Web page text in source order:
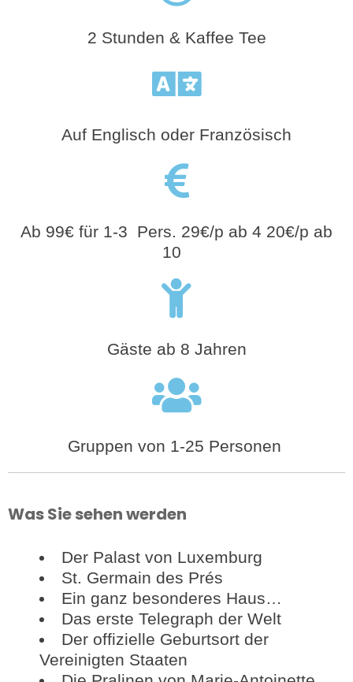
2 Stunden & Kaffee Tee
Auf Englisch oder Französisch
Ab 99€ für 1-3 Pers. 29€/p ab 4 20€/p ab
10
Gäste ab 8 Jahren
Gruppen von 1-25 Personen
Was Sie sehen werden
Der Palast von Luxemburg
St. Germain des Prés
Ein ganz besonderes Haus…
Das erste Telegraph der Welt
Der offizielle Geburtsort der
Vereinigten Staaten